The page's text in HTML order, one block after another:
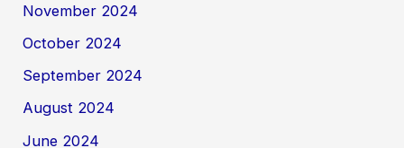
November 2024
October 2024
September 2024
August 2024
June 2024